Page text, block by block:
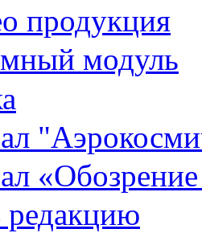
продукция
модуль
редакцию